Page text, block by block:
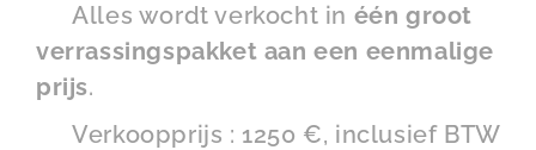
👉 Alles wordt verkocht in één groot
verrassingspakket aan een eenmalige
prijs.
💥 Verkoopprijs : 1250 €, inclusief BTW